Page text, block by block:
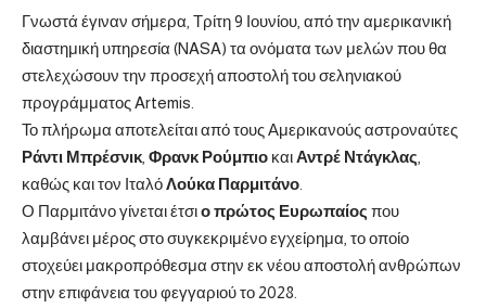
Γνωστά έγιναν σήμερα, Τρίτη 9 Ιουνίου, από την αμερικανική
διαστημική υπηρεσία (NASA) τα ονόματα των μελών που θα
στελεχώσουν την προσεχή αποστολή του σεληνιακού
προγράμματος Artemis.
Το πλήρωμα αποτελείται από τους Αμερικανούς αστροναύτες
Ράντι Μπρέσνικ Φρανκ Ρούμπιο καιΑντρέ Ντάγκλας
καθώς και τον ΙταλόΛούκα Παρμιτάνο
Ο Παρμιτάνο γίνεται έτσιο πρώτος Ευρωπαίος που
λαμβάνει μέρος στο συγκεκριμένο εγχείρημα, το οποίο
στοχεύει μακροπρόθεσμα στην εκ νέου αποστολή ανθρώπων
στην επιφάνεια του φεγγαριού το 2028.